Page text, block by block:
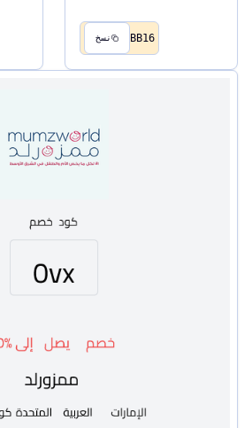
BB16 نسخ